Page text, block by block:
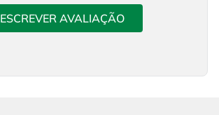
ESCREVER AVALIAÇÃO